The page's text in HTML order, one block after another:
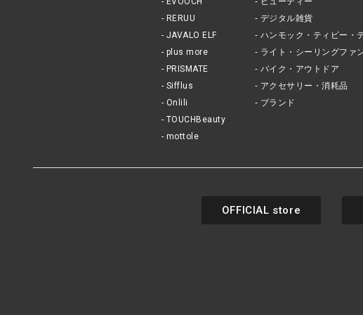
RERUU
JAVALO ELF
plus more
PRISMATE
Sifflus
Onlili
TOUCHBeauty
mottole
デジタル雑貨
ハンモック・ティピー・
ライト・シーリングファ
バイク・アウトドア
アクセサリー・消耗品
ブランド
OFFICIAL store